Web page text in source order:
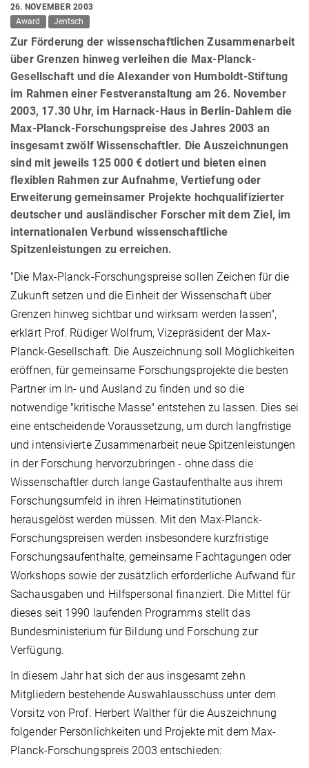
26. NOVEMBER 2003
Award
Jentsch
Zur Förderung der wissenschaftlichen Zusammenarbeit
über Grenzen hinweg verleihen die Max-Planck-
Gesellschaft und die Alexander von Humboldt-Stiftung
im Rahmen einer Festveranstaltung am 26. November
2003, 17.30 Uhr, im Harnack-Haus in Berlin-Dahlem die
Max-Planck-Forschungspreise des Jahres 2003 an
insgesamt zwölf Wissenschaftler. Die Auszeichnungen
sind mit jeweils 125 000 € dotiert und bieten einen
flexiblen Rahmen zur Aufnahme, Vertiefung oder
Erweiterung gemeinsamer Projekte hochqualifizierter
deutscher und ausländischer Forscher mit dem Ziel, im
internationalen Verbund wissenschaftliche
Spitzenleistungen zu erreichen.
"Die Max-Planck-Forschungspreise sollen Zeichen für die
Zukunft setzen und die Einheit der Wissenschaft über
Grenzen hinweg sichtbar und wirksam werden lassen",
erklärt Prof. Rüdiger Wolfrum, Vizepräsident der Max-
Planck-Gesellschaft. Die Auszeichnung soll Möglichkeiten
eröffnen, für gemeinsame Forschungsprojekte die besten
Partner im In- und Ausland zu finden und so die
notwendige "kritische Masse" entstehen zu lassen. Dies sei
eine entscheidende Voraussetzung, um durch langfristige
und intensivierte Zusammenarbeit neue Spitzenleistungen
in der Forschung hervorzubringen - ohne dass die
Wissenschaftler durch lange Gastaufenthalte aus ihrem
Forschungsumfeld in ihren Heimatinstitutionen
herausgelöst werden müssen. Mit den Max-Planck-
Forschungspreisen werden insbesondere kurzfristige
Forschungsaufenthalte, gemeinsame Fachtagungen oder
Workshops sowie der zusätzlich erforderliche Aufwand für
Sachausgaben und Hilfspersonal finanziert. Die Mittel für
dieses seit 1990 laufenden Programms stellt das
Bundesministerium für Bildung und Forschung zur
Verfügung.
In diesem Jahr hat sich der aus insgesamt zehn
Mitgliedern bestehende Auswahlausschuss unter dem
Vorsitz von Prof. Herbert Walther für die Auszeichnung
folgender Persönlichkeiten und Projekte mit dem Max-
Planck-Forschungspreis 2003 entschieden: